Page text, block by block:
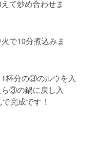
て炒め合わせま
で10分煮込みま
杯分の③のルウを入
③の鍋に戻し入
完成です！